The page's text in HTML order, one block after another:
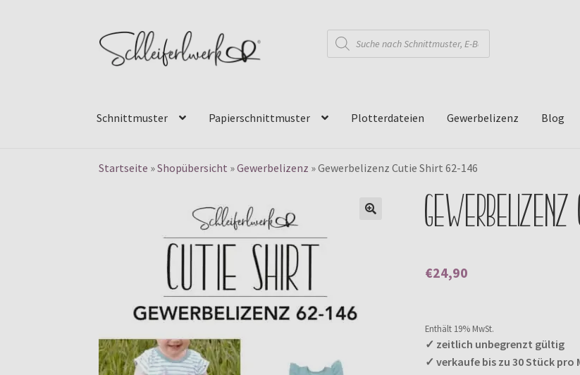
Zur
Navigation
Zum
Inhalt
Products
search
Schnittmuster Papierschnittmuster Plotterdateien Gewerbelizenz Blog
Startseite »Shopübersicht »Gewerbelizenz »Gewerbelizenz Cutie Shirt 62-146
€24,90
Enthält 19% MwSt.
✓ zeitlich unbegrenzt gültig
✓ verkaufe bis zu 30 Stück pro